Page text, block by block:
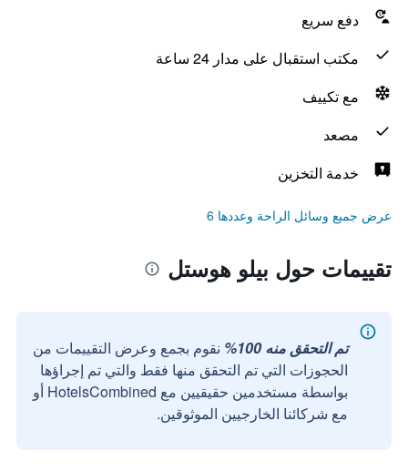
دفع سريع
مكتب استقبال على مدار 24 ساعة
مع تكييف
مصعد
خدمة التخزين
عرض جميع وسائل الراحة وعددها 6
تقييمات حول بيلو هوستل
تم التحقق منه 100%
نقوم بجمع وعرض التقييمات من
الحجوزات التي تم التحقق منها فقط والتي تم إجراؤها
بواسطة مستخدمين حقيقيين مع HotelsCombined أو
مع شركائنا الخارجيين الموثوقين.